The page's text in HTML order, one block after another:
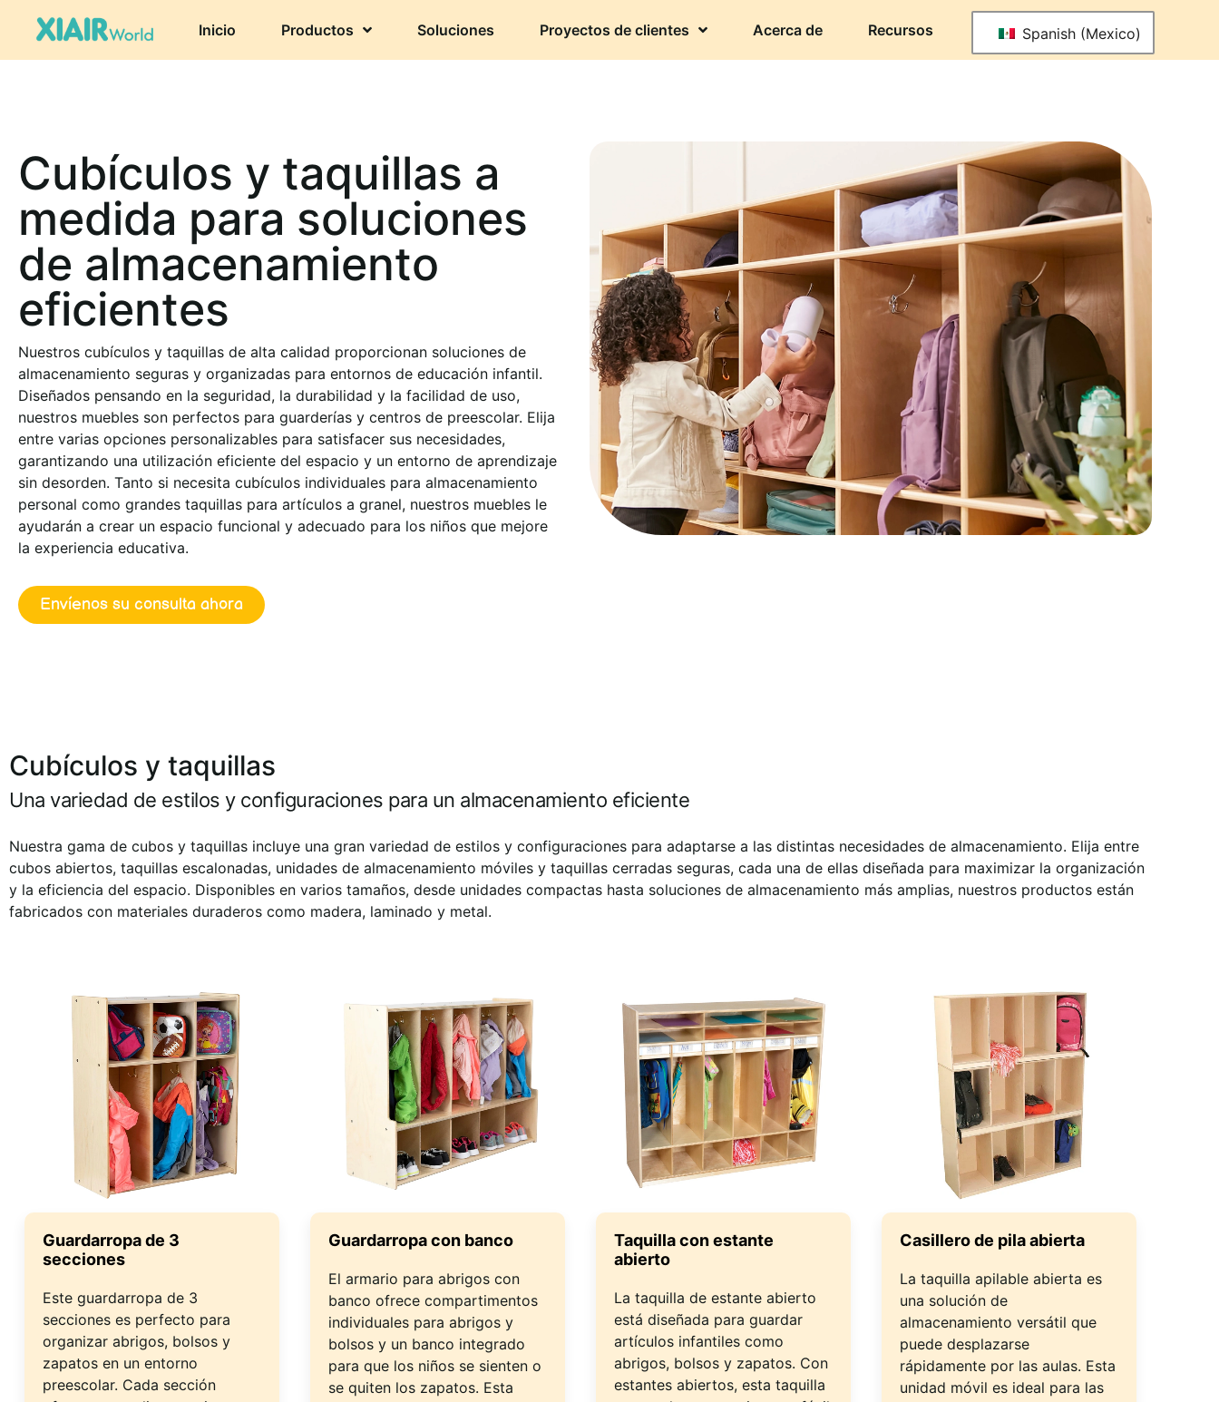
Inicio Productos Soluciones Proyectos de clientes Acerca de Recursos Spanish (Mexico)
Cubículos y taquillas a
medida para soluciones
de almacenamiento
eficientes
Nuestros cubículos y taquillas de alta calidad proporcionan soluciones de
almacenamiento seguras y organizadas para entornos de educación infantil.
Diseñados pensando en la seguridad, la durabilidad y la facilidad de uso,
nuestros muebles son perfectos para guarderías y centros de preescolar. Elija
entre varias opciones personalizables para satisfacer sus necesidades,
garantizando una utilización eficiente del espacio y un entorno de aprendizaje
sin desorden. Tanto si necesita cubículos individuales para almacenamiento
personal como grandes taquillas para artículos a granel, nuestros muebles le
ayudarán a crear un espacio funcional y adecuado para los niños que mejore
la experiencia educativa.
Envíenos su consulta ahora
Cubículos y taquillas
Una variedad de estilos y configuraciones para un almacenamiento eficiente
Nuestra gama de cubos y taquillas incluye una gran variedad de estilos y configuraciones para adaptarse a las distintas necesidades de almacenamiento. Elija entre
cubos abiertos, taquillas escalonadas, unidades de almacenamiento móviles y taquillas cerradas seguras, cada una de ellas diseñada para maximizar la organización
y la eficiencia del espacio. Disponibles en varios tamaños, desde unidades compactas hasta soluciones de almacenamiento más amplias, nuestros productos están
fabricados con materiales duraderos como madera, laminado y metal.
Guardarropa de 3
secciones
Este guardarropa de 3
secciones es perfecto para
organizar abrigos, bolsos y
zapatos en un entorno
preescolar. Cada sección
Guardarropa con banco
El armario para abrigos con
banco ofrece compartimentos
individuales para abrigos y
bolsos y un banco integrado
para que los niños se sienten o
se quiten los zapatos. Esta
Taquilla con estante
abierto
La taquilla de estante abierto
está diseñada para guardar
artículos infantiles como
abrigos, bolsos y zapatos. Con
estantes abiertos, esta taquilla
Casillero de pila abierta
La taquilla apilable abierta es
una solución de
almacenamiento versátil que
puede desplazarse
rápidamente por las aulas. Esta
unidad móvil es ideal para las